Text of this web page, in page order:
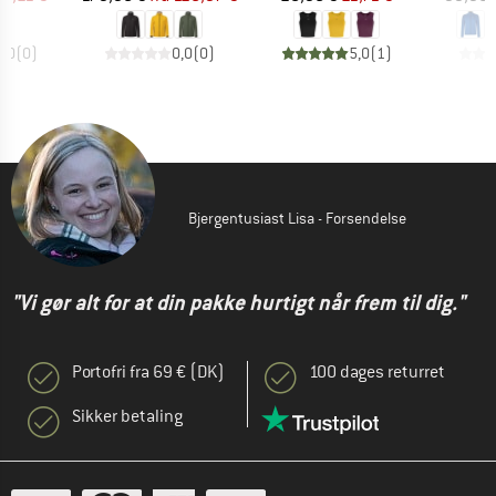
(0) 0,0(0) 5,0(1)
Bjergentusiast Lisa - Forsendelse
"Vi gør alt for at din pakke hurtigt når frem til dig."
Portofri fra 69 € (DK)
Sikker betaling
100 dages returret